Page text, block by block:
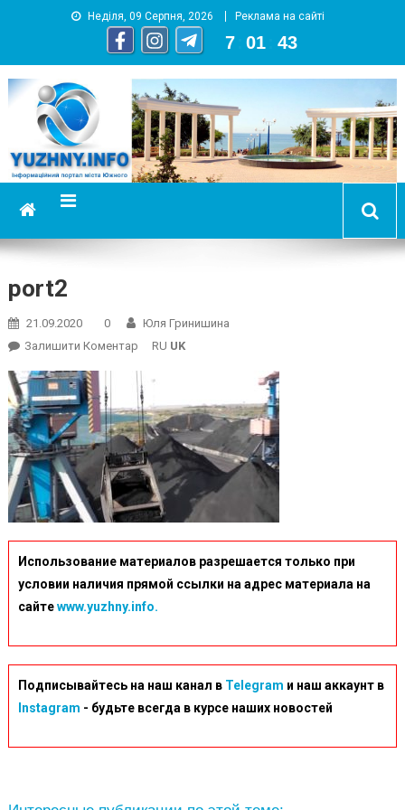
Неділя, 09 Серпня, 2026 Реклама на сайті
7 01 44
YUZHNY.INFO
информационный портал города Южный
port2
21.09.2020 0
Юля Гринишина
Залишити КоментарOn RU UK
Использование материалов разрешается только при
условии наличия прямой ссылки на адрес материала на
сайтеwww.yuzhny.info.
Подписывайтесь на наш канал в Telegram и наш аккаунт в
Instagram - будьте всегда в курсе наших новостей